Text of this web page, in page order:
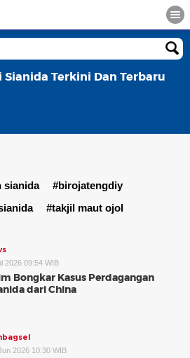
Terkini Dan Terbaru
sianida
#birojatengdiy
#takjil maut ojol
2026 09:54 WIB
Bongkar Kasus Perdagangan
dari China
2026 10:30 WIB